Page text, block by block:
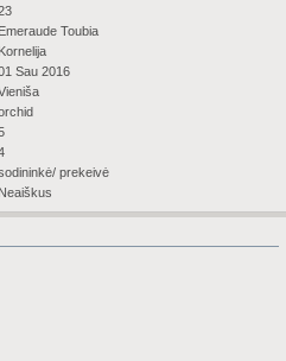
Emeraude Toubia
Kornelija
Sau 2016
prekeivė
Neaiškus